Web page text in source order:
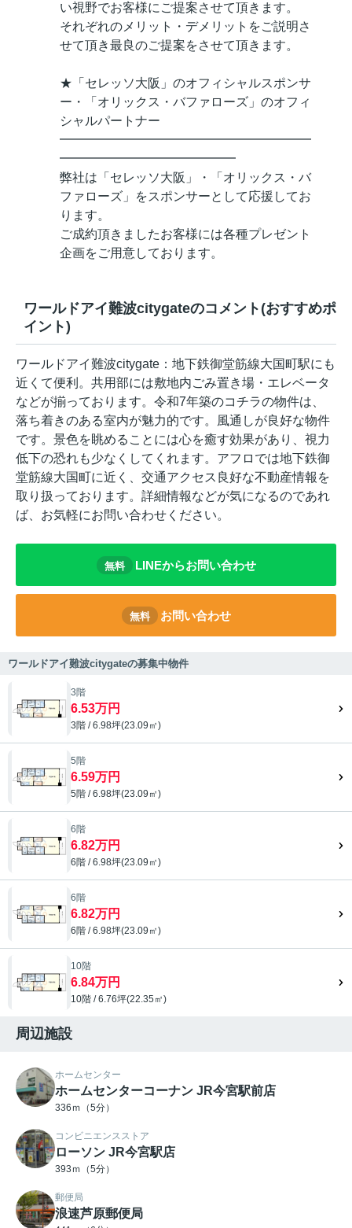
い視野でお客様にご提案させて頂きます。
それぞれのメリット・デメリットをご説明さ
せて頂き最良のご提案をさせて頂きます。
★「セレッソ大阪」のオフィシャルスポンサ
ー・「オリックス・バファローズ」のオフィ
シャルパートナー
━━━━━━━━━━━━━━━━━━━━
━━━━━━━━━━━━━━
弊社は「セレッソ大阪」・「オリックス・バ
ファローズ」をスポンサーとして応援してお
ります。
ご成約頂きましたお客様には各種プレゼント
企画をご用意しております。
ワールドアイ難波citygateのコメント(おすすめポ
イント)
ワールドアイ難波citygate：地下鉄御堂筋線大国町駅にも
近くて便利。共用部には敷地内ごみ置き場・エレベータ
などが揃っております。令和7年築のコチラの物件は、
落ち着きのある室内が魅力的です。風通しが良好な物件
です。景色を眺めることには心を癒す効果があり、視力
低下の恐れも少なくしてくれます。アフロでは地下鉄御
堂筋線大国町に近く、交通アクセス良好な不動産情報を
取り扱っております。詳細情報などが気になるのであれ
ば、お気軽にお問い合わせください。
無料 LINEからお問い合わせ
無料 お問い合わせ
ワールドアイ難波citygateの募集中物件
3階
6.53万円
3階 / 6.98坪(23.09㎡)
5階
6.59万円
5階 / 6.98坪(23.09㎡)
6階
6.82万円
6階 / 6.98坪(23.09㎡)
6階
6.82万円
6階 / 6.98坪(23.09㎡)
10階
6.84万円
10階 / 6.76坪(22.35㎡)
周辺施設
ホームセンター
ホームセンターコーナン JR今宮駅前店
336ｍ（5分）
コンビニエンスストア
ローソン JR今宮駅店
393ｍ（5分）
郵便局
浪速芦原郵便局